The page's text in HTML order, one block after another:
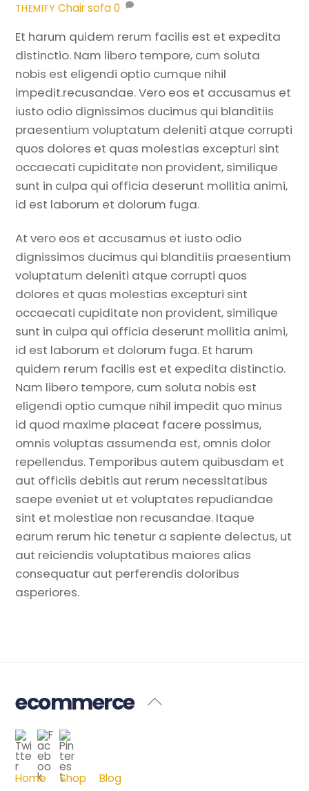
THEMIFY Chairsofa0
Et harum quidem rerum facilis est et expedita
distinctio. Nam libero tempore, cum soluta
nobis est eligendi optio cumque nihil
impedit.recusandae. Vero eos et accusamus et
iusto odio dignissimos ducimus qui blanditiis
praesentium voluptatum deleniti atque corrupti
quos dolores et quas molestias excepturi sint
occaecati cupiditate non provident, similique
sunt in culpa qui officia deserunt mollitia animi,
id est laborum et dolorum fuga.
At vero eos et accusamus et iusto odio
dignissimos ducimus qui blanditiis praesentium
voluptatum deleniti atque corrupti quos
dolores et quas molestias excepturi sint
occaecati cupiditate non provident, similique
sunt in culpa qui officia deserunt mollitia animi,
id est laborum et dolorum fuga. Et harum
quidem rerum facilis est et expedita distinctio.
Nam libero tempore, cum soluta nobis est
eligendi optio cumque nihil impedit quo minus
id quod maxime placeat facere possimus,
omnis voluptas assumenda est, omnis dolor
repellendus. Temporibus autem quibusdam et
aut officiis debitis aut rerum necessitatibus
saepe eveniet ut et voluptates repudiandae
sint et molestiae non recusandae. Itaque
earum rerum hic tenetur a sapiente delectus, ut
aut reiciendis voluptatibus maiores alias
consequatur aut perferendis doloribus
asperiores.
Back
ecommerce
TwitterFacebook
Home Shop Blog